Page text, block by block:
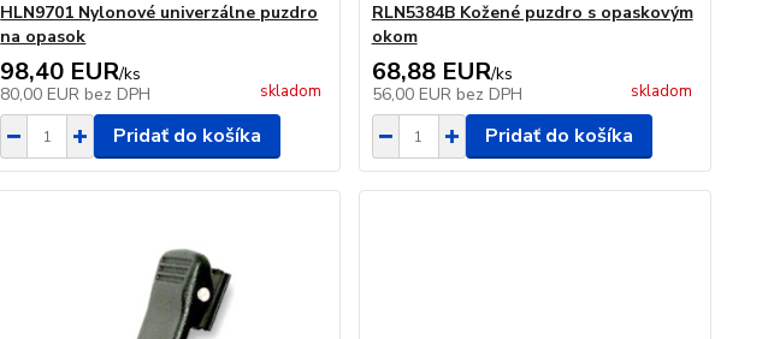
HLN9701 Nylonové univerzálne puzdro
na opasok
98,40 EUR/ks
80,00 EUR bez DPH skladom
Pridať do košíka
RLN5384B Kožené puzdro s opaskovým
okom
68,88 EUR/ks
56,00 EUR bez DPH skladom
Pridať do košíka